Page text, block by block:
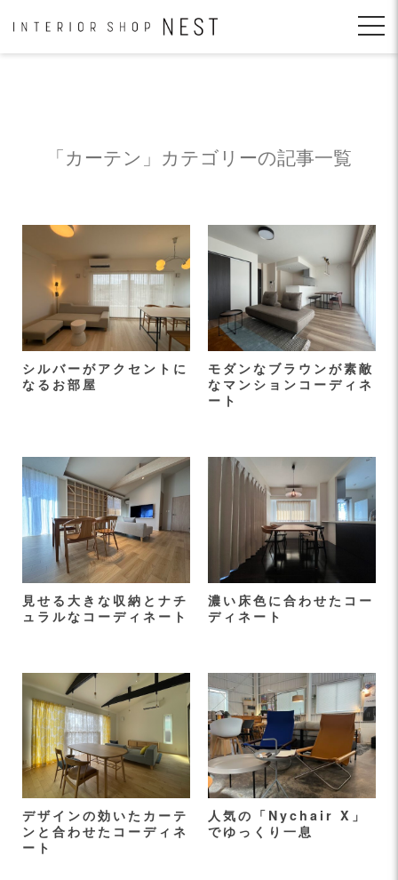
「カーテン」カテゴリーの記事一覧
シルバーがアクセントに
なるお部屋
モダンなブラウンが素敵
なマンションコーディネ
ート
見せる大きな収納とナチ
ュラルなコーディネート
濃い床色に合わせたコー
ディネート
デザインの効いたカーテ
ンと合わせたコーディネ
ート
人気の「Nychair X」
でゆっくり一息